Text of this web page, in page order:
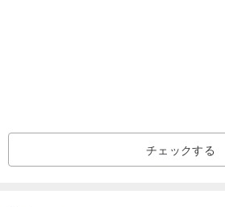
- お支払いの確認ができ次第、ご注文の発
常、商品は1〜3営業日以内に発送されま
チェックする